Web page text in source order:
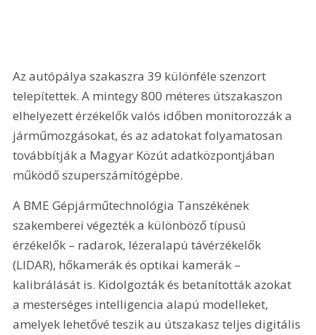
Az autópálya szakaszra 39 különféle szenzort
telepítettek. A mintegy 800 méteres útszakaszon
elhelyezett érzékelők valós időben monitorozzák a
járműmozgásokat, és az adatokat folyamatosan
továbbítják a Magyar Közút adatközpontjában
működő szuperszámítógépbe.
A BME Gépjárműtechnológia Tanszékének
szakemberei végezték a különböző típusú
érzékelők – radarok, lézeralapú távérzékelők
(LIDAR), hőkamerák és optikai kamerák –
kalibrálását is. Kidolgozták és betanították azokat
a mesterséges intelligencia alapú modelleket,
amelyek lehetővé teszik au útszakasz teljes digitális